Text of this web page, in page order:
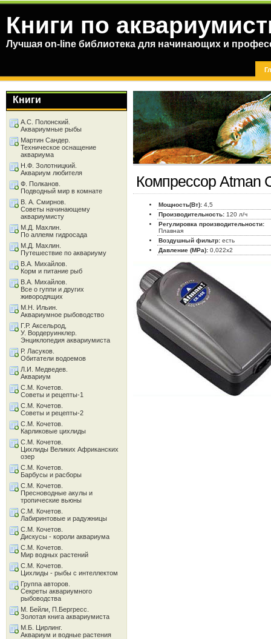
Книги по
Лучшая on-line библиотека для начинающих и
Компрессор Atman
Мощность(Вт): 4,5
Производительность: 120 л/ч
Регулировка производительности:
Плавная
Воздушный фильтр: есть
Давление (МРа): 0,022x2
Книги
А.С. Полонский.
Аквариумные рыбы
Мартин Сандер.
Техническое оснащение
аквариума
Н.Ф. Золотницкий.
Аквариум любителя
Ф. Полканов.
Подводный мир в комнате
В. А. Смирнов.
Советы начинающему
аквариумисту
М.Д. Махлин.
По аллеям гидросада
М.Д. Махлин.
Путешествие по аквариуму
В.А. Михайлов.
Корм и питание рыб
В.А. Михайлов.
Все о гуппи и других
живородящих
М.Н. Ильин.
Аквариумное рыбоводство
Г.Р. Аксельрод,
У. Вордеруинклер.
Энциклопедия аквариумиста
Р. Ласуков.
Обитатели водоемов
Л.И. Медведев.
Аквариум
С.М. Кочетов.
Советы и рецепты-1
С.М. Кочетов.
Советы и рецепты-2
С.М. Кочетов.
Карликовые цихлиды
С.М. Кочетов.
Цихлиды Великих Африканских
озер
С.М. Кочетов.
Барбусы и расборы
С.М. Кочетов.
Пресноводные акулы и
тропические вьюны
С.М. Кочетов.
Лабиринтовые и радужницы
С.М. Кочетов.
Дискусы - короли аквариума
С.М. Кочетов.
Мир водных растений
С.М. Кочетов.
Цихлиды - рыбы с интеллектом
Группа авторов.
Секреты аквариумного
рыбоводства
М. Бейли, П.Бергресс.
Золотая книга аквариумиста
М.Б. Цирлинг.
Аквариум и водные растения